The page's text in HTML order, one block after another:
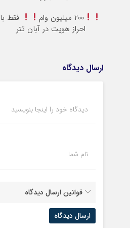
200 میلیون وام
فقط با
احراز هویت در آبان تتر
ارسال دیدگاه
دیدگاه خود را اینجا بنویسید
نام شما
قوانین ارسال دیدگاه